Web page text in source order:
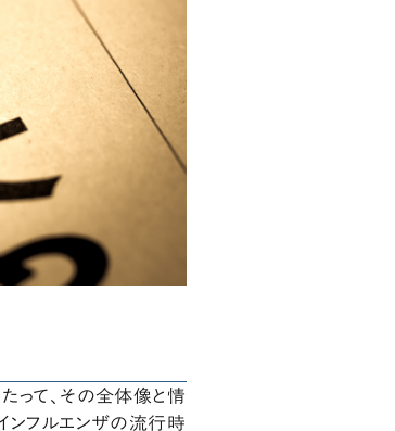
って、その全体像と情
ンフルエンザの流行時